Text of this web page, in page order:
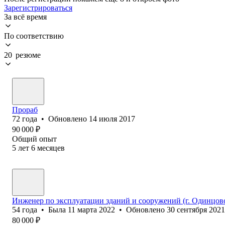
Зарегистрироваться
За всё время
По соответствию
20 резюме
Прораб
72 года • Обновлено 14 июля 2017
90 000 ₽
Общий опыт
5 лет 6 месяцев
Инженер по эксплуатации зданий и сооружений (г.
54 года • Была 11 марта 2022 • Обновлено 30 сентября 2021
80 000 ₽